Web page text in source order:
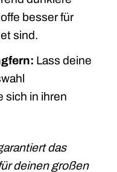
besser für
sind.
Lass deine
sich in ihren
das
deinen großen